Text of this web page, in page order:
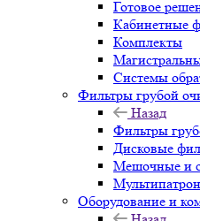
Готовое
Кабинетные
Комплекты
Системы
Фильтры грубой
Назад
Фильтры
Дисковые
Мешочные и
Оборудование и